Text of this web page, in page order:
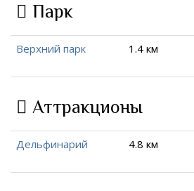
Парк
Верхний парк 1.4 км
Аттракционы
Дельфинарий 4.8 км